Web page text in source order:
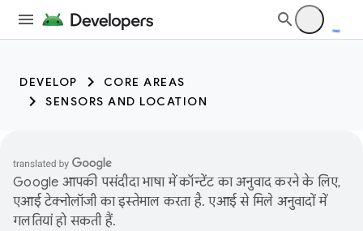
DEVELOP
CORE AREAS
SENSORS AND LOCATION
Google आपकी पसंदीदा भाषा में कॉन्टेंट का अनुवाद करने के लिए,
एआई टेक्नोलॉजी का इस्तेमाल करता है. एआई से मिले अनुवादों में
गलतियां हो सकती हैं.